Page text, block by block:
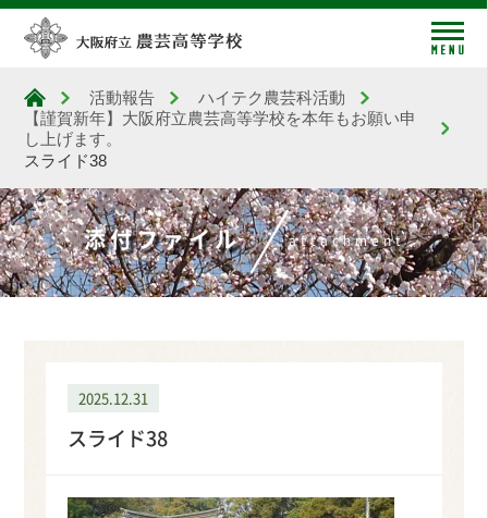
大阪府立農芸高等学校
活動報告
ハイテク農芸科活動
【謹賀新年】大阪府立農芸高等学校を本年もお願い申
し上げます。
スライド38
添付ファイル attachment
2025.12.31
スライド38